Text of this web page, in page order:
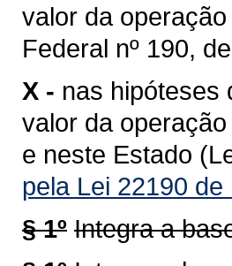
valor da
Federal nº 190,
X - nas hipóteses
valor da
e neste Estado
pela Lei 22190 de
§ 1º Integra a